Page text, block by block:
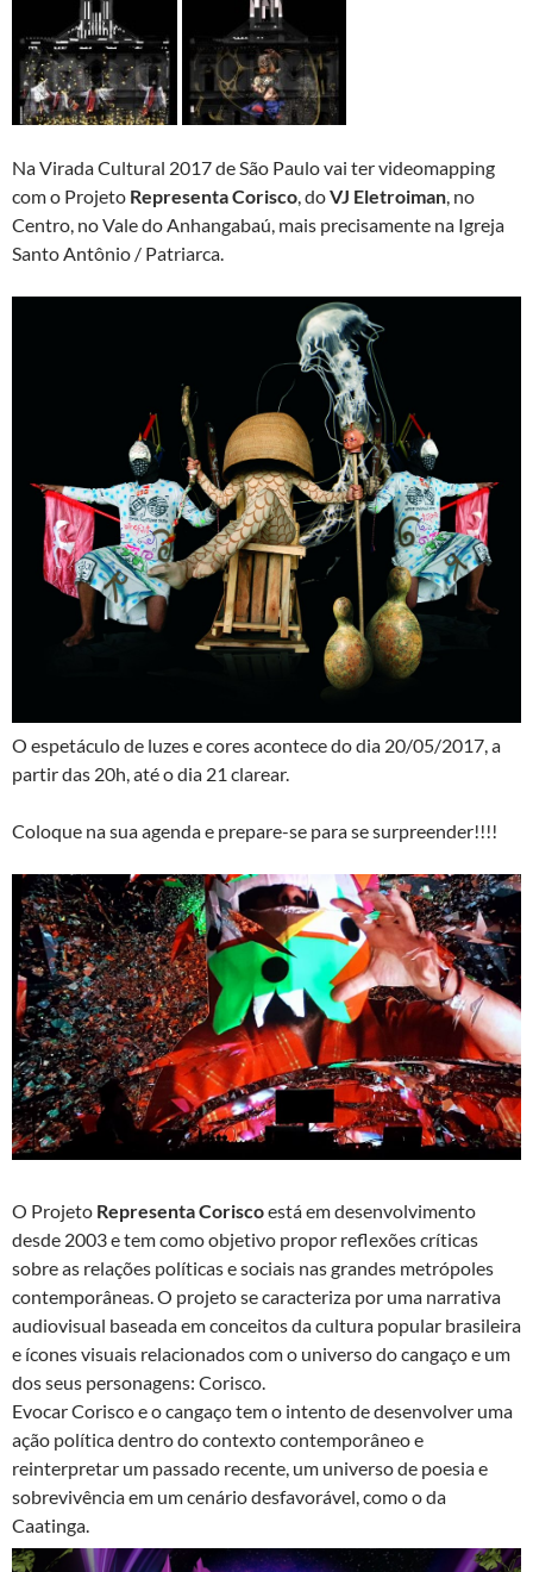
Na Virada Cultural 2017 de São Paulo vai ter videomapping
com o Projeto Representa Corisco , doVJ Eletroiman , no
Centro, no Vale do Anhangabaú, mais precisamente na Igreja
Santo Antônio / Patriarca.
O espetáculo de luzes e cores acontece do dia 20/05/2017, a
partir das 20h, até o dia 21 clarear.
Coloque na sua agenda e prepare-se para se surpreender!!!!
O Projeto Representa Coriscoestá em desenvolvimento
desde 2003 e tem como objetivo propor reflexões críticas
sobre as relações políticas e sociais nas grandes metrópoles
contemporâneas. O projeto se caracteriza por uma narrativa
audiovisual baseada em conceitos da cultura popular brasileira
e ícones visuais relacionados com o universo do cangaço e um
dos seus personagens: Corisco.
Evocar Corisco e o cangaço tem o intento de desenvolver uma
ação política dentro do contexto contemporâneo e
reinterpretar um passado recente, um universo de poesia e
sobrevivência em um cenário desfavorável, como o da
Caatinga.